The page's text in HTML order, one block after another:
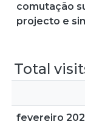
comutação
projecto e
Total
fevereiro